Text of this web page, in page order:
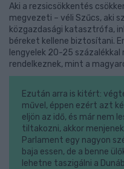
Aki a rezsicsökkentés
megvezeti – véli Szűcs, aki
közgazdasági katasztrófa,
béreket kellene biztosítani.
lengyelek 20-25 százalékkal
rendelkeznek, mint a
Ezután arra is kitért:
művel, éppen ezért azt
eljön az idő, és már nem
tiltakozni, akkor
Parlament egy nagyon
baja essen, de a benne
lehetne taszigálni a